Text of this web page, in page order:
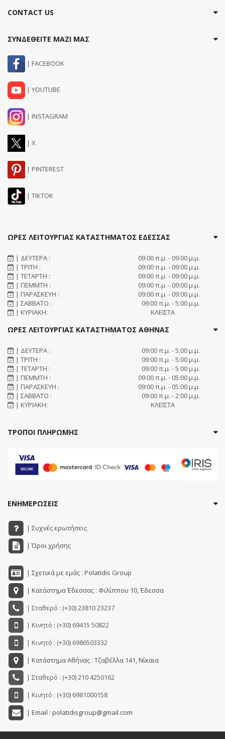
CONTACT US
ΣΥΝΔΕΘΕΙΤΕ ΜΑΖΙ ΜΑΣ
| FACEBOOK
| YOUTUBE
| INSTAGRAM
| X
| PINTEREST
| TIKTOK
ΩΡΕΣ ΛΕΙΤΟΥΡΓΙΑΣ ΚΑΤΑΣΤΗΜΑΤΟΣ ΕΔΕΣΣΑΣ
| ΔΕΥΤΕΡΑ :
09:00 π.μ. - 09:00 μ.μ.
| ΤΡΙΤΗ :
09:00 π.μ. - 09:00 μ.μ.
| ΤΕΤΑΡΤΗ :
09:00 π.μ. - 09:00 μ.μ.
| ΠΕΜΜΤΗ :
09:00 π.μ. - 09:00 μ.μ.
| ΠΑΡΑΣΚΕΥΗ :
09:00 π.μ. - 09:00 μ.μ.
| ΣΑΒΒΑΤΟ :
09:00 π.μ. - 5:00 μ.μ.
| ΚΥΡΙΑΚΗ:
ΚΛΕΙΣΤΑ
ΩΡΕΣ ΛΕΙΤΟΥΡΓΙΑΣ ΚΑΤΑΣΤΗΜΑΤΟΣ ΑΘΗΝΑΣ
| ΔΕΥΤΕΡΑ :
09:00 π.μ. - 5:00 μ.μ.
| ΤΡΙΤΗ :
09:00 π.μ. - 5:00 μ.μ.
| ΤΕΤΑΡΤΗ :
09:00 π.μ. - 5:00 μ.μ.
| ΠΕΜΜΤΗ :
09:00 π.μ. - 05:00 μ.μ.
| ΠΑΡΑΣΚΕΥΗ :
09:00 π.μ. - 05:00 μ.μ.
| ΣΑΒΒΑΤΟ :
09:00 π.μ. - 2:00 μ.μ.
| ΚΥΡΙΑΚΗ:
ΚΛΕΙΣΤΑ
ΤΡΟΠΟΙ ΠΛΗΡΩΜΗΣ
ΕΝΗΜΕΡΩΣΕΙΣ
| Συχνές ερωτήσεις
| Όροι χρήσης
| Σχετικά με εμάς : Polatidis Group
| Κατάστημα Έδεσσας : Φιλίππου 10, Έδεσσα
| Σταθερό : (+30) 23810 23237
| Κινητό : (+30) 69415 50822
| Κινητό : (+30) 6986503332
| Κατάστημα Αθήνας : Τζαβέλλα 141, Νίκαια
| Σταθερό : (+30) 210 4250162
| Κινητό : (+30) 6981000158
| Email : polatidisgroup@gmail.com